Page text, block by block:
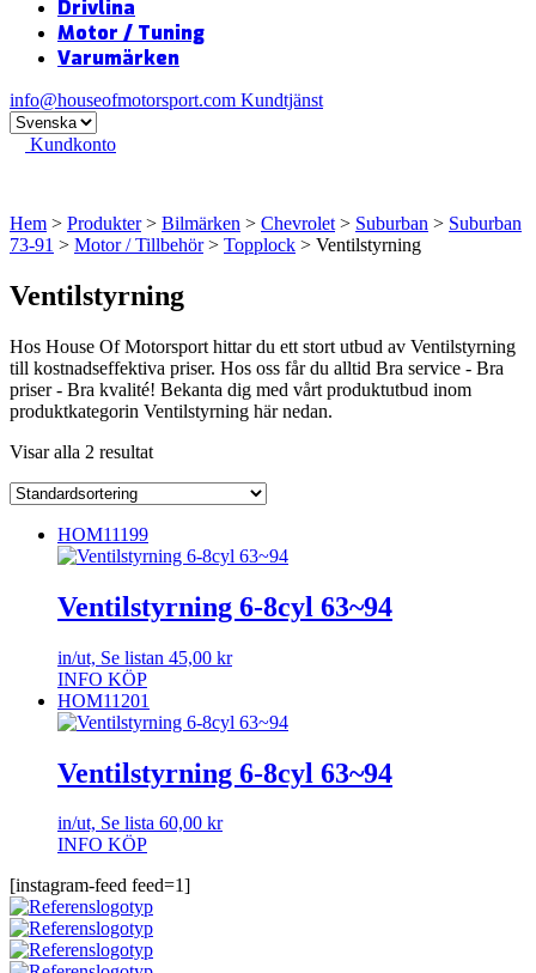
Drivlina
Motor / Tuning
Varumärken
info@houseofmotorsport.com Kundtjänst
Kundkonto
Hem > Produkter> Bilmärken > Chevrolet > Suburban > Suburban
73-91 > Motor / Tillbehör> Topplock > Ventilstyrning
Ventilstyrning
Hos House Of Motorsport hittar du ett stort utbud av Ventilstyrning
till kostnadseffektiva priser. Hos oss får du alltid Bra service - Bra
priser - Bra kvalité! Bekanta dig med vårt produktutbud inom
produktkategorin Ventilstyrning här nedan.
Visar alla 2 resultat
HOM11199
Ventilstyrning 6-8cyl 63~94
in/ut, Se listan 45,00 kr
INFO KÖP
HOM11201
Ventilstyrning 6-8cyl 63~94
in/ut, Se lista 60,00 kr
INFO KÖP
[instagram-feed feed=1]